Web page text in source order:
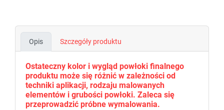
Opis Szczegóły produktu
Ostateczny kolor i wygląd powłoki finalnego
produktu może się różnić w zależności od
techniki aplikacji, rodzaju malowanych
elementów i grubości powłoki. Zaleca się
przeprowadzić próbne wymalowania.